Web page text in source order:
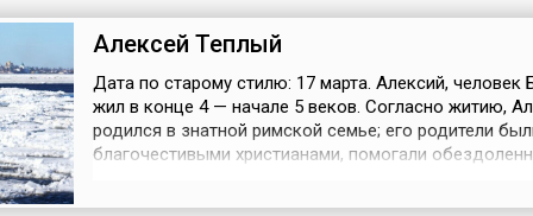
исследователи считают,
что Лада является одной
из двух богинь-рожениц
(аналогичные божества
есть в пантеонах почти
всех индоевропейских
народов)...
официально
отмечать День
стали задолго
официальная
признала этот
национальным.
Алексей Теплый
Дата по старому стилю: 17 марта. Алексий, человек
жил в конце 4 — начале 5 веков. Согласно житию,
родился в знатной римской семье; его родители
благочестивыми христианами, помогали